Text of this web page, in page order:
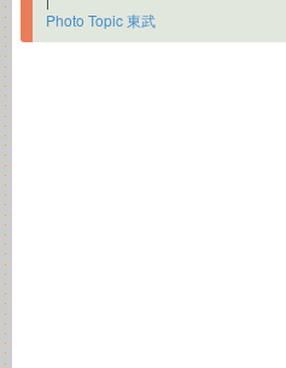
Photo Topic 東武